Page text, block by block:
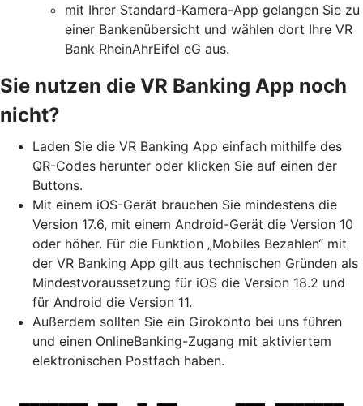
mit Ihrer Standard-Kamera-App gelangen Sie zu
einer Bankenübersicht und wählen dort Ihre VR
Bank RheinAhrEifel eG aus.
Sie nutzen die VR Banking App noch
nicht?
Laden Sie die VR Banking App einfach mithilfe des
QR-Codes herunter oder klicken Sie auf einen der
Buttons.
Mit einem iOS-Gerät brauchen Sie mindestens die
Version 17.6, mit einem Android-Gerät die Version 10
oder höher. Für die Funktion „Mobiles Bezahlen“ mit
der VR Banking App gilt aus technischen Gründen als
Mindestvoraussetzung für iOS die Version 18.2 und
für Android die Version 11.
Außerdem sollten Sie ein Girokonto bei uns führen
und einen OnlineBanking-Zugang mit aktiviertem
elektronischen Postfach haben.